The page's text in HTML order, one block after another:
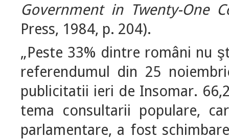
Government in Twenty-One
Press, 1984, p. 204).
„Peste 33% dintre români nu
referendumul din 25
publicitatii ieri de Insomar.
tema consultarii populare,
parlamentare, a fost